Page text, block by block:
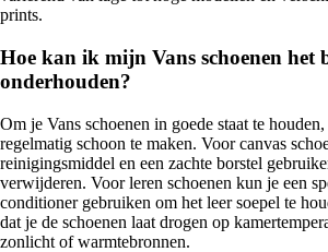
prints.
Hoe kan ik mijn Vans schoenen het
onderhouden?
Om je Vans schoenen in goede staat te
regelmatig schoon te maken. Voor canvas
reinigingsmiddel en een zachte borstel
verwijderen. Voor leren schoenen kun je een
conditioner gebruiken om het leer soepel te
dat je de schoenen laat drogen op
zonlicht of warmtebronnen.